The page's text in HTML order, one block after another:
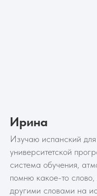
Ирина
Изучаю испанский
университетской
система обучения,
помню какое-то
другими словами на